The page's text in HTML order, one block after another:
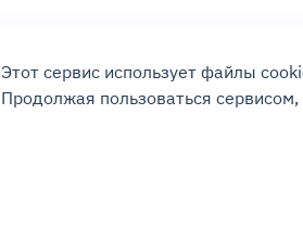
Этот сервис использует файлы
Продолжая пользоваться